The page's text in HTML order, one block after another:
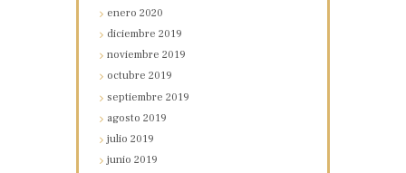
enero2020
diciembre2019
noviembre2019
octubre2019
septiembre2019
agosto2019
julio2019
junio2019